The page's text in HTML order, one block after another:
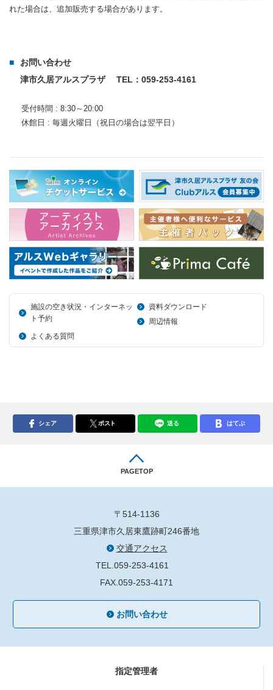
れた場合は、追加販売する場合があります。
お問い合わせ
津市久居アルスプラザ TEL：059-253-4161
受付時間 : 8:30～20:00
休館日 : 毎週火曜日（祝日の場合は翌平日）
施設の空き状況・インターネッ
ト予約
資料ダウンロード
周辺情報
よくある質問
シェア ポスト 送る はてぶ
PAGETOP
〒514-1136
三重県津市久居東鷹跡町246番地
交通アクセス
TEL.059-253-4161
FAX.059-253-4171
お問い合わせ
指定管理者